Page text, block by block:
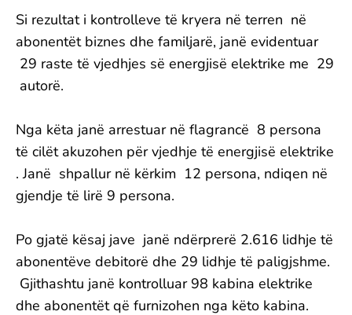
Si rezultat i kontrolleve të kryera në terren në
abonentët biznes dhe familjarë, janë evidentuar
29 raste të vjedhjes së energjisë elektrike me 29
autorë.
Nga këta janë arrestuar në flagrancë 8 persona
të cilët akuzohen për vjedhje të energjisë elektrike
. Janë shpallur në kërkim 12 persona, ndiqen në
gjendje të lirë 9 persona.
Po gjatë kësaj jave janë ndërprerë 2.616 lidhje të
abonentëve debitorë dhe 29 lidhje të paligjshme.
Gjithashtu janë kontrolluar 98 kabina elektrike
dhe abonentët që furnizohen nga këto kabina.